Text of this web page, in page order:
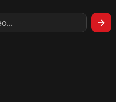
arrow_forward